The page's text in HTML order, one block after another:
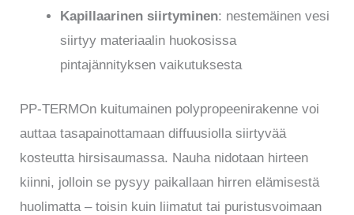
Kapillaarinen siirtyminen: nestemäinen vesi
siirtyy materiaalin huokosissa
pintajännityksen vaikutuksesta
PP-TERMOn kuitumainen polypropeenirakenne voi
auttaa tasapainottamaan diffuusiolla siirtyvää
kosteutta hirsisaumassa. Nauha nidotaan hirteen
kiinni, jolloin se pysyy paikallaan hirren elämisestä
huolimatta – toisin kuin liimatut tai puristusvoimaan